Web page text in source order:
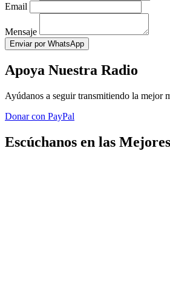
Email
Mensaje
Enviar por WhatsApp
Apoya Nuestra Radio
Ayúdanos a seguir transmitiendo la mejor
Donar con PayPal
Escúchanos en las